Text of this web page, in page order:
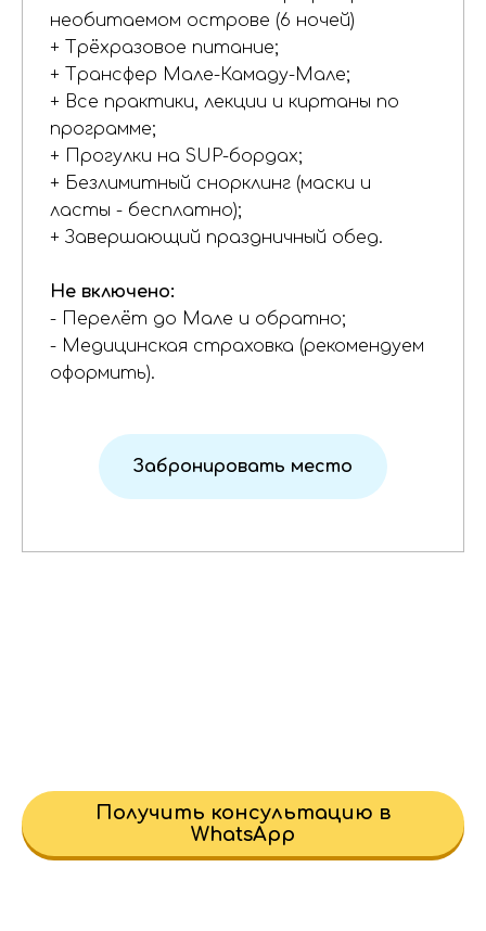
необитаемом острове (6 ночей)
+ Трёхразовое питание;
+ Трансфер Мале-Камаду-Мале;
+ Все практики, лекции и киртаны по
программе;
+ Прогулки на SUP-бордах;
+ Безлимитный снорклинг (маски и
ласты - бесплатно);
+ Завершающий праздничный обед.
Не включено:
- Перелёт до Мале и обратно;
- Медицинская страховка (рекомендуем
оформить).
Забронировать место
Получить консультацию в
WhatsApp